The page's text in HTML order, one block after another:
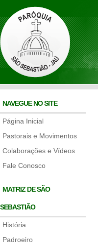
NAVEGUE NO SITE
Página Inicial
Pastorais e Movimentos
Colaborações e Vídeos
Fale Conosco
MATRIZ DE SÃO
SEBASTIÃO
História
Padroeiro